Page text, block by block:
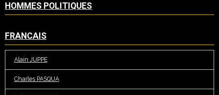
HOMMES POLITIQUES
FRANCAIS
Alain JUPPE
Charles PASQUA